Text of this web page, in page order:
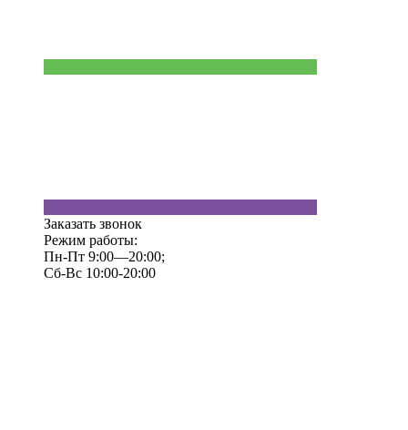
Заказать звонок
Режим работы:
Пн-Пт 9:00—20:00;
Сб-Вс 10:00-20:00